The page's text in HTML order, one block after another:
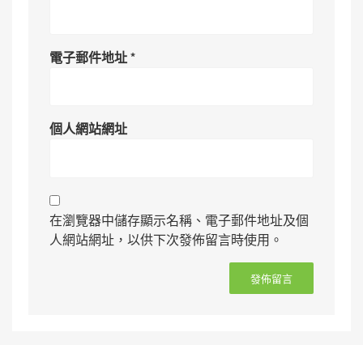
電子郵件地址*
個人網站網址
在瀏覽器中儲存顯示名稱、電子郵件地址及個
人網站網址，以供下次發佈留言時使用。